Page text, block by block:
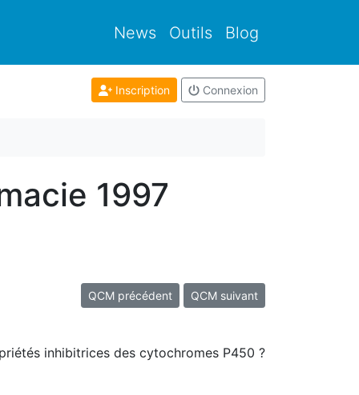
News Outils Blog
Inscription Connexion
1997
QCM précédent QCM suivant
inhibitrices des cytochromes P450 ?